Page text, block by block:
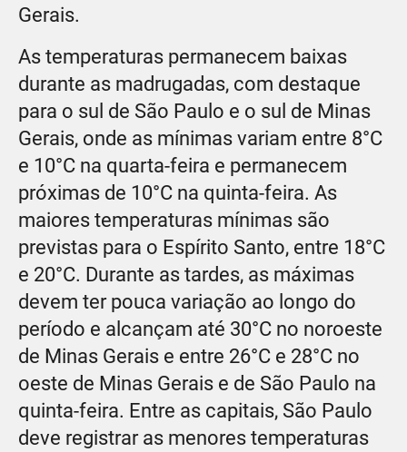
Gerais.
As temperaturas permanecem baixas
durante as madrugadas, com destaque
para o sul de São Paulo e o sul de Minas
Gerais, onde as mínimas variam entre 8°C
e 10°C na quarta-feira e permanecem
próximas de 10°C na quinta-feira. As
maiores temperaturas mínimas são
previstas para o Espírito Santo, entre 18°C
e 20°C. Durante as tardes, as máximas
devem ter pouca variação ao longo do
período e alcançam até 30°C no noroeste
de Minas Gerais e entre 26°C e 28°C no
oeste de Minas Gerais e de São Paulo na
quinta-feira. Entre as capitais, São Paulo
deve registrar as menores temperaturas